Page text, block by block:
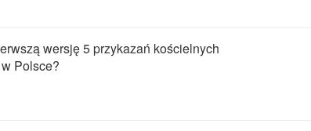
wersję 5 przykazań kościelnych
Polsce?